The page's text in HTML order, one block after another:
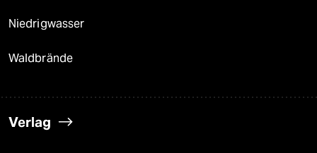
Niedrigwasser
Waldbrände
Verlag